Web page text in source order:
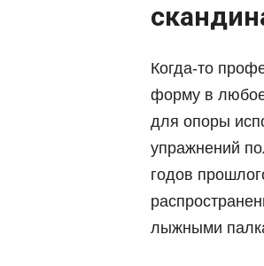
Когда-то
форму в любое
для опоры
упражнений
годов
лыжными